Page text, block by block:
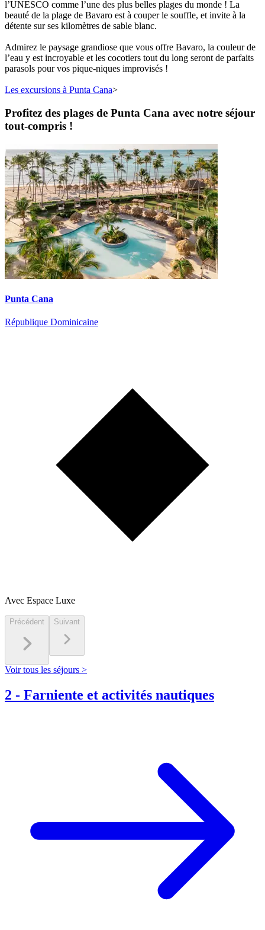
l’UNESCO comme l’une des plus belles plages du monde ! La
beauté de la plage de Bavaro est à couper le souffle, et invite à la
détente sur ses kilomètres de sable blanc.
Admirez le paysage grandiose que vous offre Bavaro, la couleur de
l’eau y est incroyable et les cocotiers tout du long seront de parfaits
parasols pour vos pique-niques improvisés !
Les excursions à Punta Cana>
Profitez des plages de Punta Cana avec notre séjour
tout-compris !
Punta Cana
République Dominicaine
Avec Espace Luxe
Précédent Suivant
Voir tous les séjours >
2 - Farniente et activités nautiques